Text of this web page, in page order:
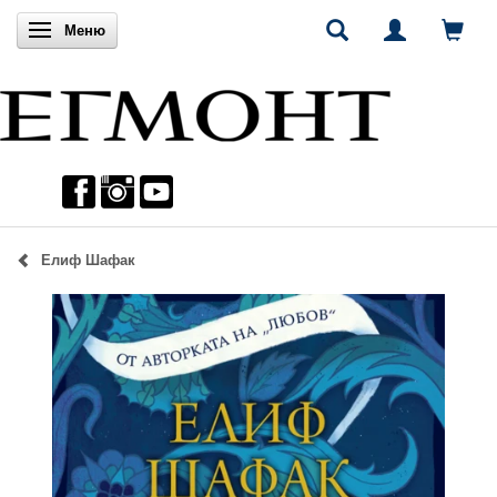
Включи навигацията
Меню
Елиф Шафак